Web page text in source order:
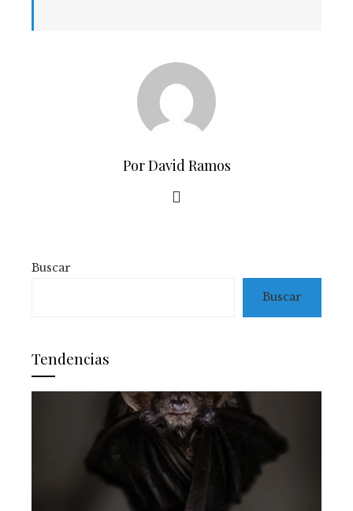
Por David Ramos
Buscar
Buscar
Tendencias